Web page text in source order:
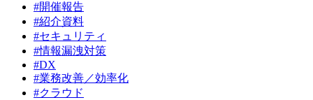
#開催報告
#紹介資料
#セキュリティ
#情報漏洩対策
#DX
#業務改善／効率化
#クラウド